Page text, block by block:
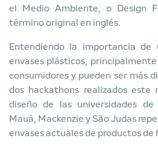
el Medio Ambiente, o Design
término original en inglés.
Entendiendo la importancia de
envases plásticos,
consumidores y pueden ser más
dos hackathons realizados este
diseño de las universidades
Mauá, Mackenzie y São Judas
envases actuales de productos de